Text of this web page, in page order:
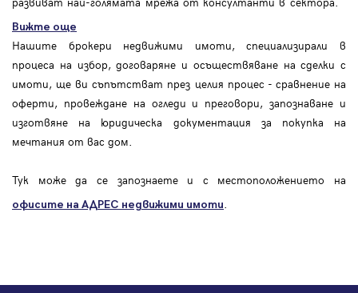
Вижте още
Нашите брокери недвижими имоти, специализирали в
процеса на избор, договаряне и осъществяване на сделки с
имоти, ще ви съпътстват през целия процес - сравнение на
оферти, провеждане на огледи и преговори, запознаване и
изготвяне на юридическа документация за покупка на
мечтания от вас дом.
Тук може да се запознаете и с местоположението на
офисите на АДРЕС недвижими имоти